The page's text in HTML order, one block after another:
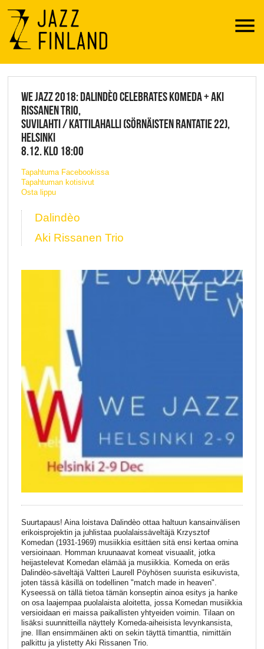
Menu
JAZZ FINLAND LIVE
WE JAZZ 2018: DALINDÈO CELEBRATES KOMEDA + AKI
RISSANEN TRIO,
SUVILAHTI / KATTILAHALLI (SÖRNÄISTEN RANTATIE 22),
HELSINKI
8.12. KLO 18:00
Tapahtuma Facebookissa
Tapahtuman kotisivut
Osta lippu
Dalindèo
Aki Rissanen Trio
Suurtapaus! Aina loistava Dalindèo ottaa haltuun kansainvälisen
erikoisprojektin ja juhlistaa puolalaissäveltäjä Krzysztof
Komedan (1931-1969) musiikkia esittäen sitä ensi kertaa omina
versioinaan. Homman kruunaavat komeat visuaalit, jotka
heijastelevat Komedan elämää ja musiikkia. Komeda on eräs
Dalindèo-säveltäjä Valtteri Laurell Pöyhösen suurista esikuvista,
joten tässä käsillä on todellinen "match made in heaven".
Kyseessä on tällä tietoa tämän konseptin ainoa esitys ja hanke
on osa laajempaa puolalaista aloitetta, jossa Komedan musiikkia
versioidaan eri maissa paikallisten yhtyeiden voimin. Tilaan on
lisäksi suunnitteilla näyttely Komeda-aiheisista levynkansista,
jne. Illan ensimmäinen akti on sekin täyttä timanttia, nimittäin
palkittu ja ylistetty Aki Rissanen Trio.